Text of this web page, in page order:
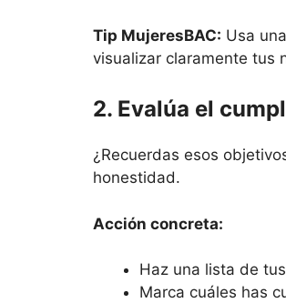
Tip MujeresBAC: Usa
visualizar claramente tus
2. Evalúa el
¿Recuerdas esos
honestidad.
Acción concreta:
Haz una lista de
Marca cuáles has